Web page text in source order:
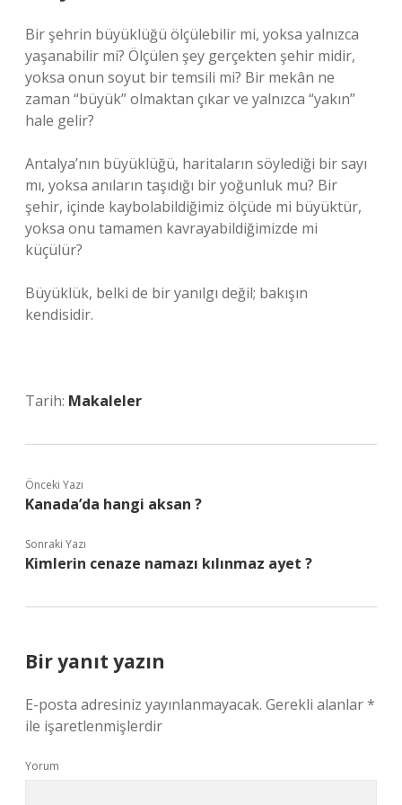
Bir şehrin büyüklüğü ölçülebilir mi, yoksa yalnızca
yaşanabilir mi? Ölçülen şey gerçekten şehir midir,
yoksa onun soyut bir temsili mi? Bir mekân ne
zaman “büyük” olmaktan çıkar ve yalnızca “yakın”
hale gelir?
Antalya’nın büyüklüğü, haritaların söylediği bir sayı
mı, yoksa anıların taşıdığı bir yoğunluk mu? Bir
şehir, içinde kaybolabildiğimiz ölçüde mi büyüktür,
yoksa onu tamamen kavrayabildiğimizde mi
küçülür?
Büyüklük, belki de bir yanılgı değil; bakışın
kendisidir.
Tarih: Makaleler
Önceki Yazı
Kanada’da hangi aksan ?
Sonraki Yazı
Kimlerin cenaze namazı kılınmaz ayet ?
Bir yanıt yazın
E-posta adresiniz yayınlanmayacak. Gerekli alanlar*
ile işaretlenmişlerdir
Yorum